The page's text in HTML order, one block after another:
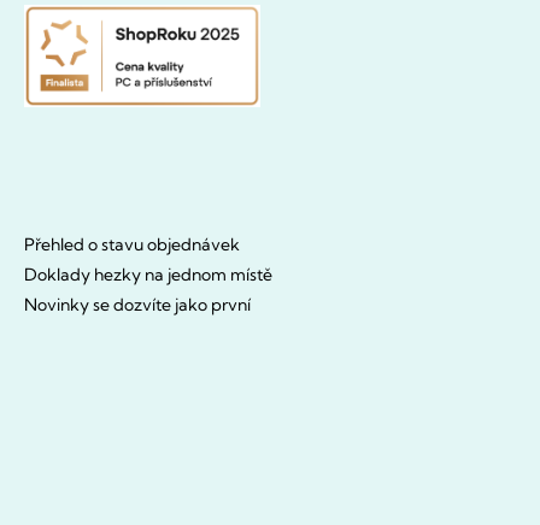
Přehled o stavu objednávek
Doklady hezky na jednom místě
Novinky se dozvíte jako první